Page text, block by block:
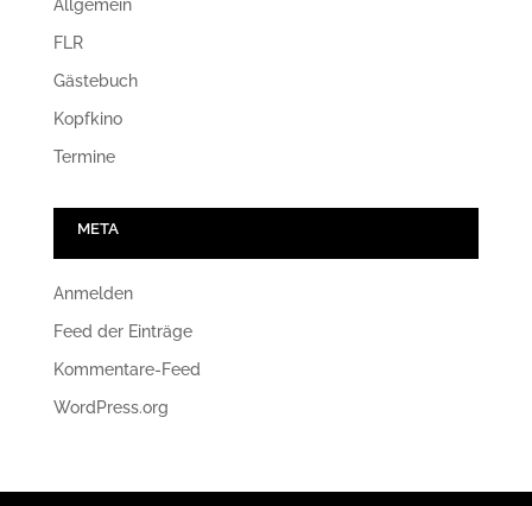
Allgemein
FLR
Gästebuch
Kopfkino
Termine
META
Anmelden
Feed der Einträge
Kommentare-Feed
WordPress.org